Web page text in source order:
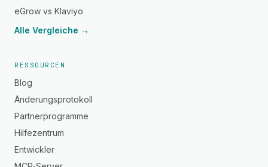
eGrow vs Klaviyo
Alle Vergleiche →
RESSOURCEN
Blog
Änderungsprotokoll
Partnerprogramme
Hilfezentrum
Entwickler